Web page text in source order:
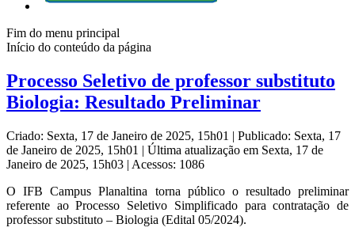
Fim do menu principal
Início do conteúdo da página
Processo Seletivo de professor substituto
Biologia: Resultado Preliminar
Criado: Sexta, 17 de Janeiro de 2025, 15h01 | Publicado: Sexta, 17
de Janeiro de 2025, 15h01 | Última atualização em Sexta, 17 de
Janeiro de 2025, 15h03 | Acessos: 1086
O IFB Campus Planaltina torna público o resultado preliminar
referente ao Processo Seletivo Simplificado para contratação de
professor substituto – Biologia (Edital 05/2024).